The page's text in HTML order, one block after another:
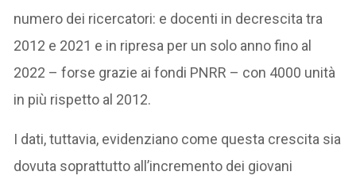
numero dei ricercatori: e docenti in decrescita tra
2012 e 2021 e in ripresa per un solo anno fino al
2022 – forse grazie ai fondi PNRR – con 4000 unità
in più rispetto al 2012.
I dati, tuttavia, evidenziano come questa crescita sia
dovuta soprattutto all’incremento dei giovani